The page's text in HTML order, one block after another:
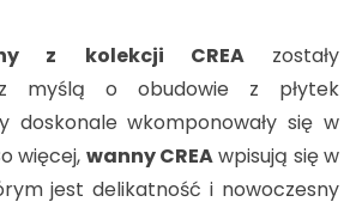
z kolekcji CREAzostały
z myślą o obudowie z płytek
doskonale wkomponowały się w
więcej, wanny CREAwpisują się w
jest delikatność i nowoczesny